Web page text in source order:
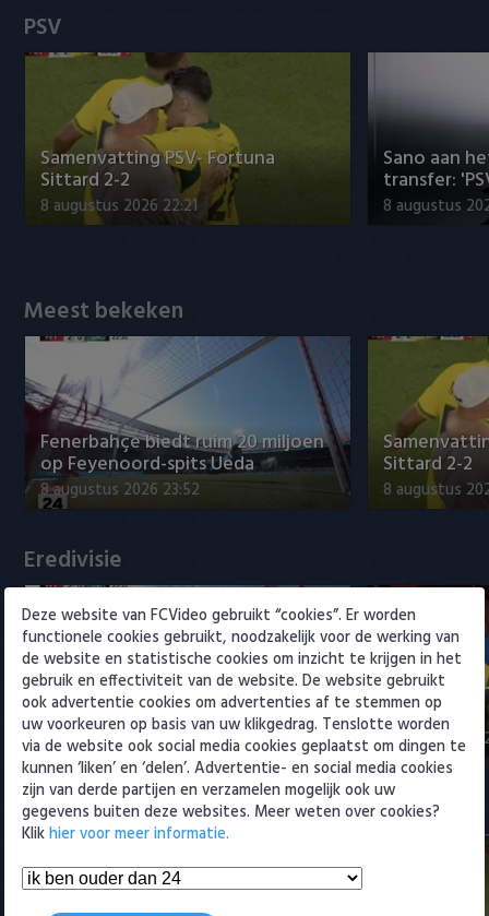
Heracles Almelo
NAC Breda
PEC Zwolle
PSV
Roda JC
Sparta
Vitesse
VVV Venlo
Willem II
Conference League
PSV
Samenvatting PSV- Fortuna
Sittard 2-2
8 augustus 2026 22:21
Sano aan
transfer:
8 augustus
Meest bekeken
Fenerbahçe biedt ruim 20 miljoen
op Feyenoord-spits Ueda
8 augustus 2026 23:52
Sittard 2-2
8 augustus
Eredivisie
Fenerbahçe biedt ruim 20 miljoen
op Feyenoord-spits Ueda
8 augustus 2026 23:52
2-0
8 augustus
Samenvattingen Eredivisie
Deze website van FCVideo gebruikt “cookies”. Er worden
functionele cookies gebruikt, noodzakelijk voor de werking van
de website en statistische cookies om inzicht te krijgen in het
gebruik en effectiviteit van de website. De website gebruikt
ook advertentie cookies om advertenties af te stemmen op
uw voorkeuren op basis van uw klikgedrag. Tenslotte worden
via de website ook social media cookies geplaatst om dingen te
kunnen ‘liken’ en ‘delen’. Advertentie- en social media cookies
zijn van derde partijen en verzamelen mogelijk ook uw
gegevens buiten deze websites. Meer weten over cookies?
Klikhier voor meer informatie.